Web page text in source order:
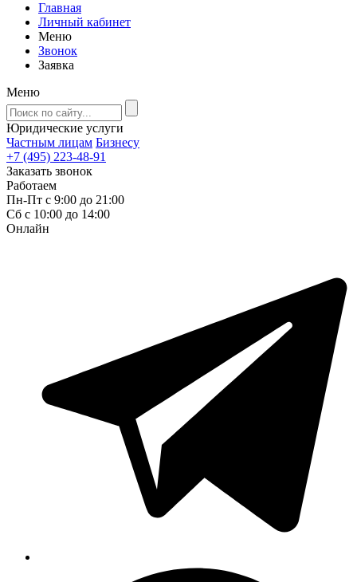
Главная
Личный кабинет
Меню
Звонок
Заявка
Меню
Юридические услуги
Частным лицам Бизнесу
+7 (495) 223-48-91
Заказать звонок
Работаем
Пн-Пт с 9:00 до 21:00
Сб с 10:00 до 14:00
Онлайн